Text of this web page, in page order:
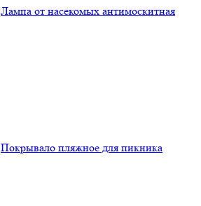
Лампа от насекомых антимоскитная
Покрывало пляжное для пикника